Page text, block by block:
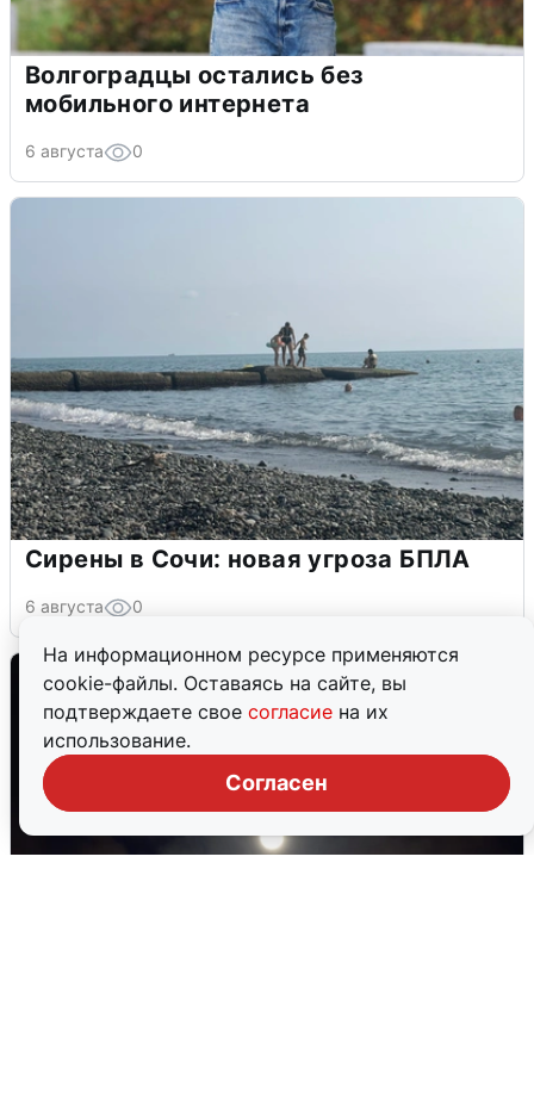
На информационном ресурсе применяются
cookie-файлы. Оставаясь на сайте, вы
подтверждаете свое согласие на их
использование.
Согласен
Волгоградцы остались без
мобильного интернета
6 августа 0
Сирены в Сочи: новая угроза БПЛА
6 августа 0